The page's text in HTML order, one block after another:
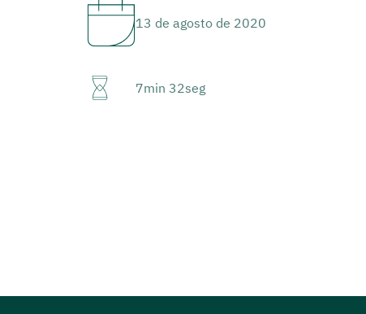
13 de agosto de 2020
7min 32seg